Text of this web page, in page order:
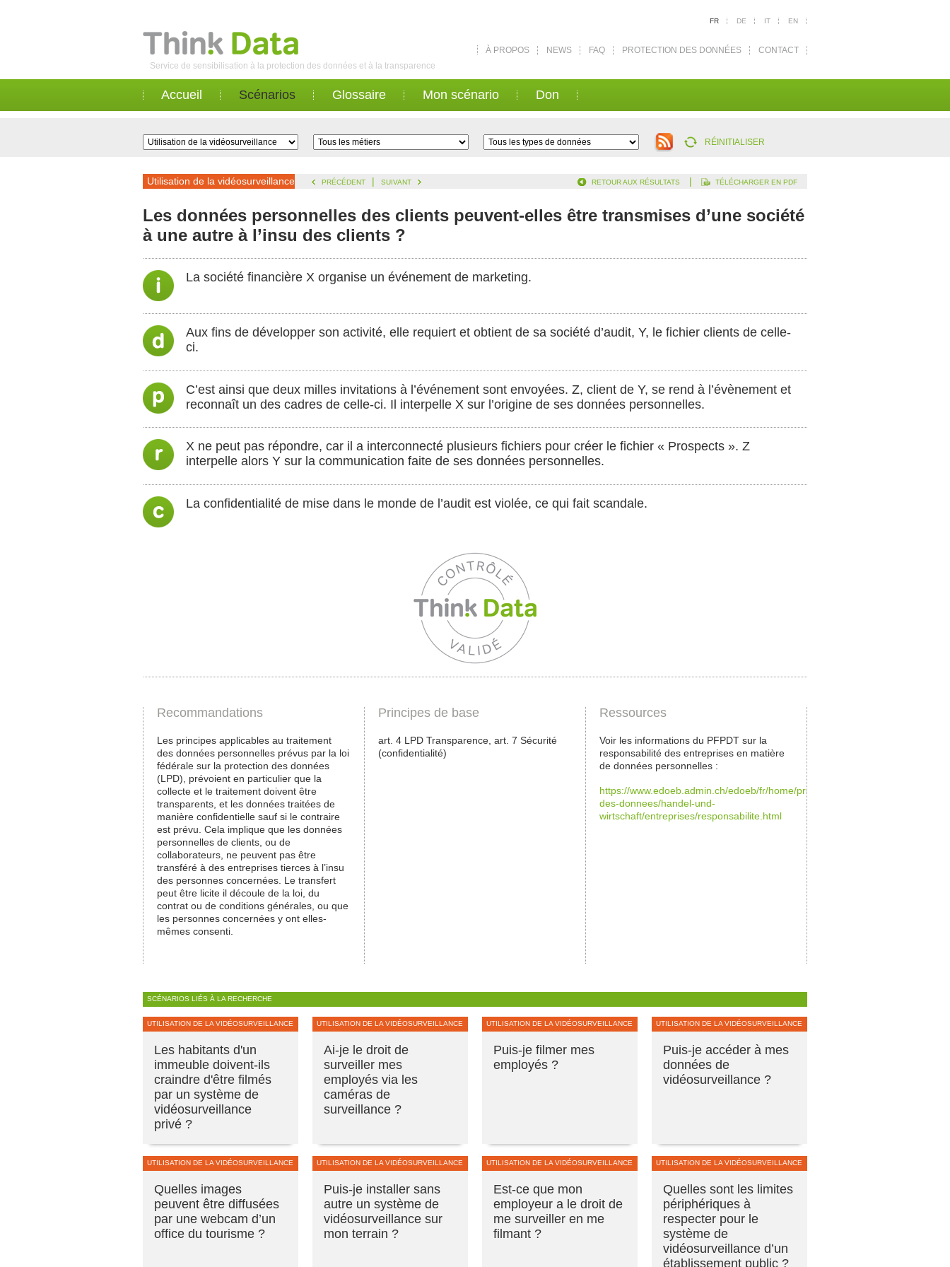
Service de sensibilisation à la protection des données et à la transparence
FR DE IT EN
À PROPOS NEWS FAQ PROTECTION DES DONNÉES CONTACT
Accueil Scénarios Glossaire Mon scénario Don
RÉINITIALISER
Utilisation de la vidéosurveillance PRÉCÉDENT | SUIVANT RETOUR AUX RÉSULTATS | TÉLÉCHARGER EN PDF
Les données personnelles des clients peuvent-elles être transmises d’une société
à une autre à l’insu des clients ?
La société financière X organise un événement de marketing.
Aux fins de développer son activité, elle requiert et obtient de sa société d’audit, Y, le fichier clients de celle-
ci.
C’est ainsi que deux milles invitations à l’événement sont envoyées. Z, client de Y, se rend à l’évènement et
reconnaît un des cadres de celle-ci. Il interpelle X sur l’origine de ses données personnelles.
X ne peut pas répondre, car il a interconnecté plusieurs fichiers pour créer le fichier « Prospects ». Z
interpelle alors Y sur la communication faite de ses données personnelles.
La confidentialité de mise dans le monde de l’audit est violée, ce qui fait scandale.
Recommandations
Les principes applicables au traitement
des données personnelles prévus par la loi
fédérale sur la protection des données
(LPD), prévoient en particulier que la
collecte et le traitement doivent être
transparents, et les données traitées de
manière confidentielle sauf si le contraire
est prévu. Cela implique que les données
personnelles de clients, ou de
collaborateurs, ne peuvent pas être
transféré à des entreprises tierces à l’insu
des personnes concernées. Le transfert
peut être licite il découle de la loi, du
contrat ou de conditions générales, ou que
les personnes concernées y ont elles-
mêmes consenti.
Principes de base
art. 4 LPD Transparence, art. 7 Sécurité
(confidentialité)
Ressources
Voir les informations du PFPDT sur la
responsabilité des entreprises en matière
de données personnelles :
https://www.edoeb.admin.ch/edoeb/fr/home/protection-
des-donnees/handel-und-
wirtschaft/entreprises/responsabilite.html
SCÉNARIOS LIÉS À LA RECHERCHE
UTILISATION DE LA VIDÉOSURVEILLANCE
Les habitants d'un
immeuble doivent-ils
craindre d'être filmés
par un système de
vidéosurveillance
privé ?
UTILISATION DE LA VIDÉOSURVEILLANCE
Ai-je le droit de
surveiller mes
employés via les
caméras de
surveillance ?
UTILISATION DE LA VIDÉOSURVEILLANCE
Puis-je filmer mes
employés ?
UTILISATION DE LA VIDÉOSURVEILLANCE
Puis-je accéder à mes
données de
vidéosurveillance ?
UTILISATION DE LA VIDÉOSURVEILLANCE
Quelles images
peuvent être diffusées
par une webcam d’un
office du tourisme ?
UTILISATION DE LA VIDÉOSURVEILLANCE
Puis-je installer sans
autre un système de
vidéosurveillance sur
mon terrain ?
UTILISATION DE LA VIDÉOSURVEILLANCE
Est-ce que mon
employeur a le droit de
me surveiller en me
filmant ?
UTILISATION DE LA VIDÉOSURVEILLANCE
Quelles sont les limites
périphériques à
respecter pour le
système de
vidéosurveillance d’un
établissement public ?